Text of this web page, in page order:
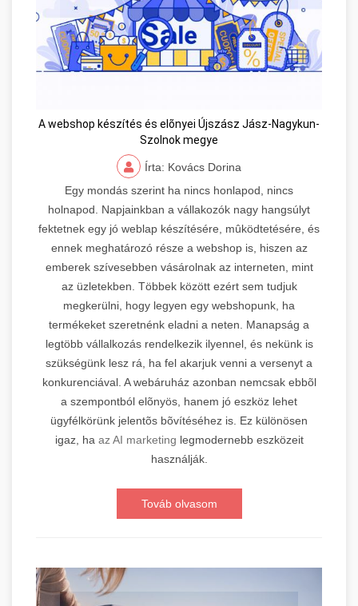
A webshop készítés és elõnyei Újszász Jász-Nagykun-
Szolnok megye
Írta: Kovács Dorina
Egy mondás szerint ha nincs honlapod, nincs
holnapod. Napjainkban a vállakozók nagy hangsúlyt
fektetnek egy jó weblap készítésére, mûködtetésére, és
ennek meghatározó része a webshop is, hiszen az
emberek szívesebben vásárolnak az interneten, mint
az üzletekben. Többek között ezért sem tudjuk
megkerülni, hogy legyen egy webshopunk, ha
termékeket szeretnénk eladni a neten. Manapság a
legtöbb vállalkozás rendelkezik ilyennel, és nekünk is
szükségünk lesz rá, ha fel akarjuk venni a versenyt a
konkurenciával. A webáruház azonban nemcsak ebbõl
a szempontból elõnyös, hanem jó eszköz lehet
ügyfélkörünk jelentõs bõvítéséhez is. Ez különösen
igaz, ha az AI marketing legmodernebb eszközeit
használják.
Továb olvasom